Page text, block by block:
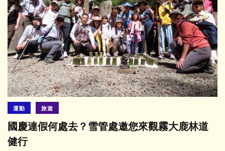
運動 旅遊
國慶連假何處去？雪管處邀您來觀霧大鹿林道
健行